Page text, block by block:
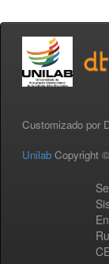
Customizado por
Unilab Copyright